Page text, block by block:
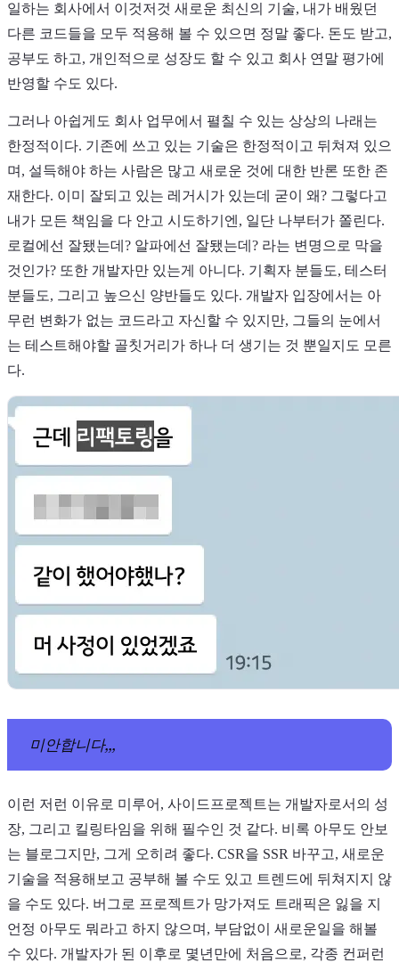
일하는 회사에서 이것저것 새로운 최신의 기술, 내가 배웠던
다른 코드들을 모두 적용해 볼 수 있으면 정말 좋다. 돈도 받고,
공부도 하고, 개인적으로 성장도 할 수 있고 회사 연말 평가에
반영할 수도 있다.
그러나 아쉽게도 회사 업무에서 펼칠 수 있는 상상의 나래는
한정적이다. 기존에 쓰고 있는 기술은 한정적이고 뒤쳐져 있으
며, 설득해야 하는 사람은 많고 새로운 것에 대한 반론 또한 존
재한다. 이미 잘되고 있는 레거시가 있는데 굳이 왜? 그렇다고
내가 모든 책임을 다 안고 시도하기엔, 일단 나부터가 쫄린다.
로컬에선 잘됐는데? 알파에선 잘됐는데? 라는 변명으로 막을
것인가? 또한 개발자만 있는게 아니다. 기획자 분들도, 테스터
분들도, 그리고 높으신 양반들도 있다. 개발자 입장에서는 아
무런 변화가 없는 코드라고 자신할 수 있지만, 그들의 눈에서
는 테스트해야할 골칫거리가 하나 더 생기는 것 뿐일지도 모른
다.
미안합니다,,,
이런 저런 이유로 미루어, 사이드프로젝트는 개발자로서의 성
장, 그리고 킬링타임을 위해 필수인 것 같다. 비록 아무도 안보
는 블로그지만, 그게 오히려 좋다. CSR을 SSR 바꾸고, 새로운
기술을 적용해보고 공부해 볼 수도 있고 트렌드에 뒤쳐지지 않
을 수도 있다. 버그로 프로젝트가 망가져도 트래픽은 잃을 지
언정 아무도 뭐라고 하지 않으며, 부담없이 새로운일을 해볼
수 있다. 개발자가 된 이후로 몇년만에 처음으로, 각종 컨퍼런